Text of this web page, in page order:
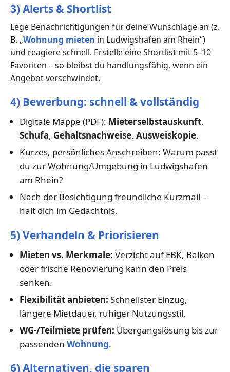
3) Alerts & Shortlist
Lege Benachrichtigungen für deine Wunschlage an (z.
B. „Wohnung mieten in Ludwigshafen am Rhein“)
und reagiere schnell. Erstelle eine Shortlist mit 5–10
Favoriten – so bleibst du handlungsfähig, wenn ein
Angebot verschwindet.
4) Bewerbung: schnell & vollständig
Digitale Mappe (PDF): Mieterselbstauskunft,
Schufa, Gehaltsnachweise, Ausweiskopie.
Kurzes, persönliches Anschreiben: Warum passt
du zur Wohnung/Umgebung in Ludwigshafen
am Rhein?
Nach der Besichtigung freundliche Kurzmail –
hält dich im Gedächtnis.
5) Verhandeln & Priorisieren
Mieten vs. Merkmale: Verzicht auf EBK, Balkon
oder frische Renovierung kann den Preis
senken.
Flexibilität anbieten: Schnellster Einzug,
längere Mietdauer, ruhiger Nutzungsstil.
WG-/Teilmiete prüfen: Übergangslösung bis zur
passenden Wohnung.
6) Alternativen, die sparen